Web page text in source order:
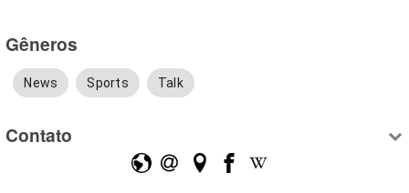
Gêneros
News Sports Talk
Contato